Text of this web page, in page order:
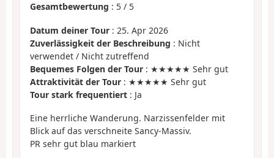
Gesamtbewertung : 5 / 5
Datum deiner Tour : 25. Apr 2026
Zuverlässigkeit der Beschreibung : Nicht
verwendet / Nicht zutreffend
Bequemes Folgen der Tour : ★★★★★ Sehr gut
Attraktivität der Tour : ★★★★★ Sehr gut
Tour stark frequentiert : Ja
Eine herrliche Wanderung. Narzissenfelder mit
Blick auf das verschneite Sancy-Massiv.
PR sehr gut blau markiert